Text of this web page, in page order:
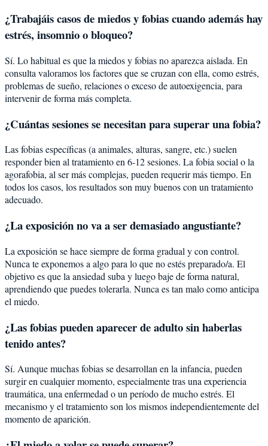
¿Trabajáis casos de miedos y fobias cuando además hay
estrés, insomnio o bloqueo?
Sí. Lo habitual es que la miedos y fobias no aparezca aislada. En
consulta valoramos los factores que se cruzan con ella, como estrés,
problemas de sueño, relaciones o exceso de autoexigencia, para
intervenir de forma más completa.
¿Cuántas sesiones se necesitan para superar una fobia?
Las fobias específicas (a animales, alturas, sangre, etc.) suelen
responder bien al tratamiento en 6-12 sesiones. La fobia social o la
agorafobia, al ser más complejas, pueden requerir más tiempo. En
todos los casos, los resultados son muy buenos con un tratamiento
adecuado.
¿La exposición no va a ser demasiado angustiante?
La exposición se hace siempre de forma gradual y con control.
Nunca te exponemos a algo para lo que no estés preparado/a. El
objetivo es que la ansiedad suba y luego baje de forma natural,
aprendiendo que puedes tolerarla. Nunca es tan malo como anticipa
el miedo.
¿Las fobias pueden aparecer de adulto sin haberlas
tenido antes?
Sí. Aunque muchas fobias se desarrollan en la infancia, pueden
surgir en cualquier momento, especialmente tras una experiencia
traumática, una enfermedad o un período de mucho estrés. El
mecanismo y el tratamiento son los mismos independientemente del
momento de aparición.